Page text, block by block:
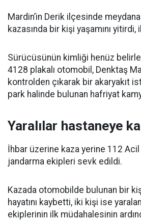
Mardin’in Derik ilçesinde
kazasında bir kişi yaşamını yitirdi,
Sürücüsünün kimliği henüz
4128 plakalı otomobil, Denktaş
kontrolden çıkarak bir akaryakıt
park halinde bulunan hafriyat
Yaralılar hastaneye
İhbar üzerine kaza yerine 112 Acil
jandarma ekipleri sevk edildi.
Kazada otomobilde bulunan bir
hayatını kaybetti, iki kişi ise
ekiplerinin ilk müdahalesinin